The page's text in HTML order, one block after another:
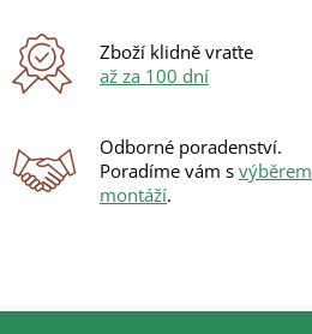
Zboží klidně vraťte
až za 100 dní
Odborné poradenství.
Poradíme vám s výběrem
montáží.
Z